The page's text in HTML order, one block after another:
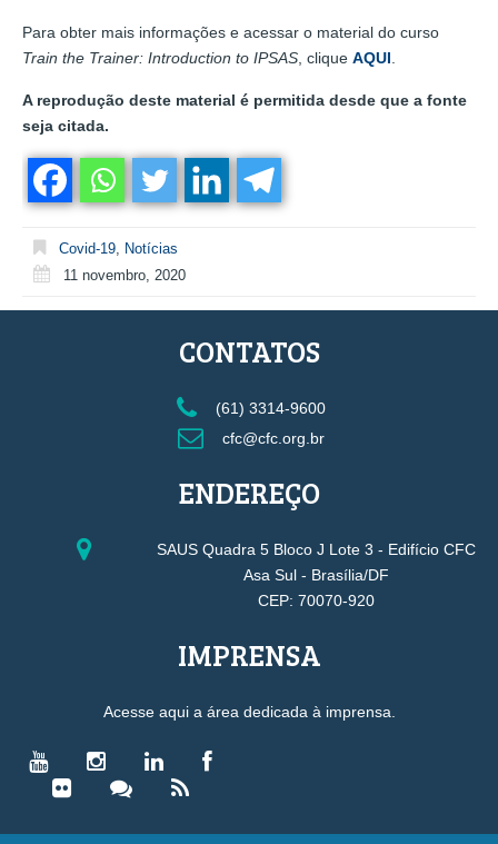
Para obter mais informações e acessar o material do curso
Train the Trainer: Introduction to IPSAS , clique AQUI
A reprodução deste material é permitida desde que a fonte
seja citada.
Covid-19 Notícias
11 novembro, 2020
CONTATOS
(61) 3314-9600
cfc@cfc.org.br
ENDEREÇO
SAUS Quadra 5 Bloco J Lote 3 - Edifício CFC
Asa Sul - Brasília/DF
CEP: 70070-920
IMPRENSA
Acesse aqui a área dedicada à imprensa.